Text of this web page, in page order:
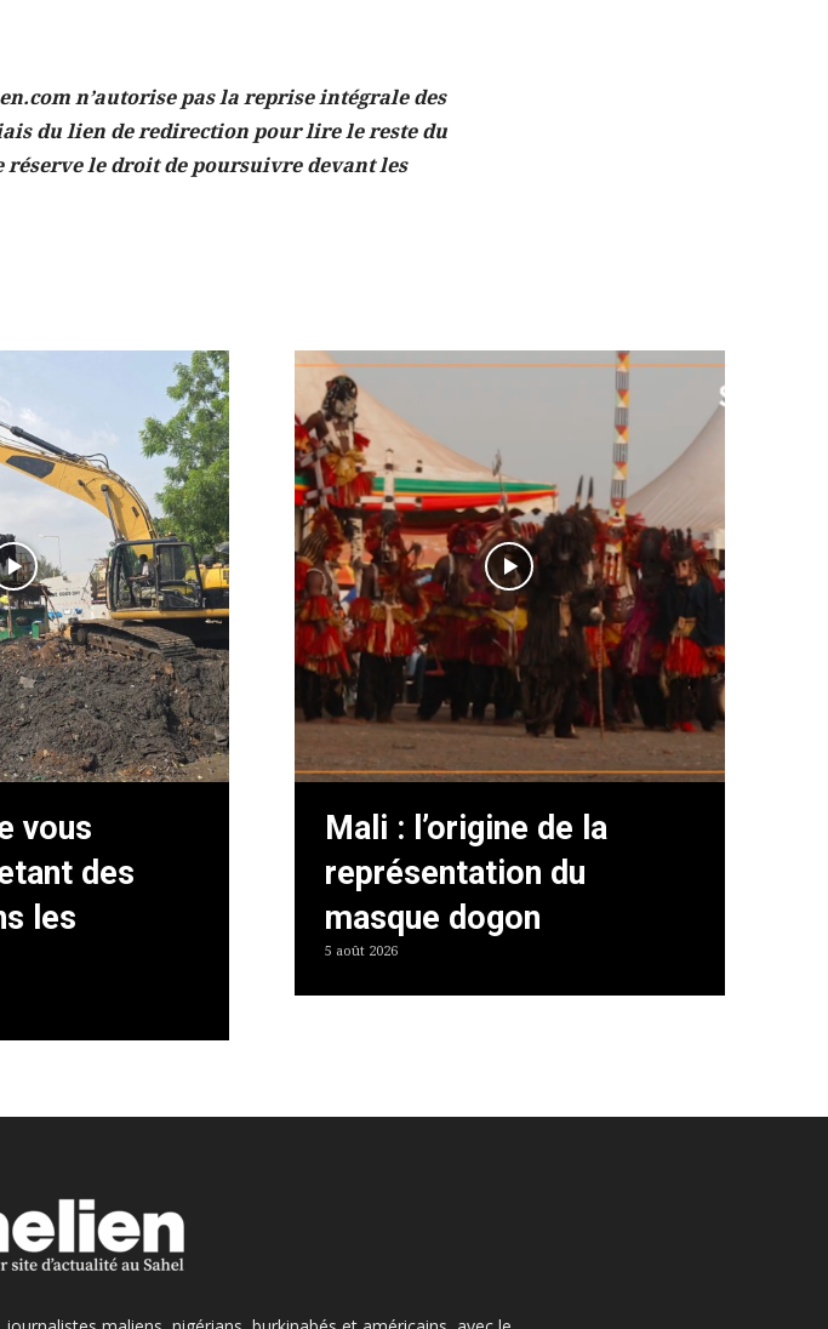
n’autorise pas la reprise intégrale des
du lien de redirection pour lire le reste du
réserve le droit de poursuivre devant les
vous
des
les
Mali : l’origine de la
représentation du
masque dogon
5 août 2026